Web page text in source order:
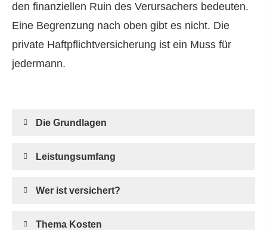
den finanziellen Ruin des Verursachers bedeuten.
Eine Begrenzung nach oben gibt es nicht. Die
private Haft­pflichtversicherung ist ein Muss für
jedermann.
Die Grundlagen
Leistungsumfang
Wer ist versichert?
Thema Kosten